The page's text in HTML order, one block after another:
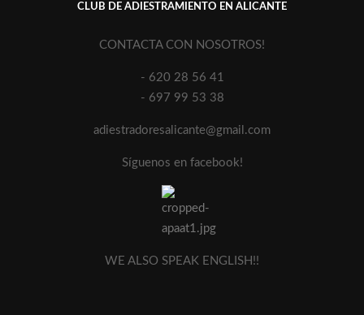
CLUB DE ADIESTRAMIENTO EN ALICANTE
CONTACTA CON NOSOTROS!
- 620 28 56 41
- 697 99 53 38
adiestradoresalicante@gmail.com
Síguenos en facebook!
WE ALSO SPEAK ENGLISH!!